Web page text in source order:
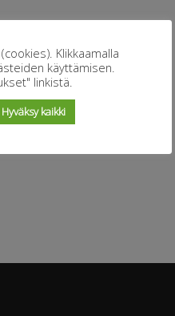
Klikkaamalla
käyttämisen.
linkistä.
Hyväksy kaikki